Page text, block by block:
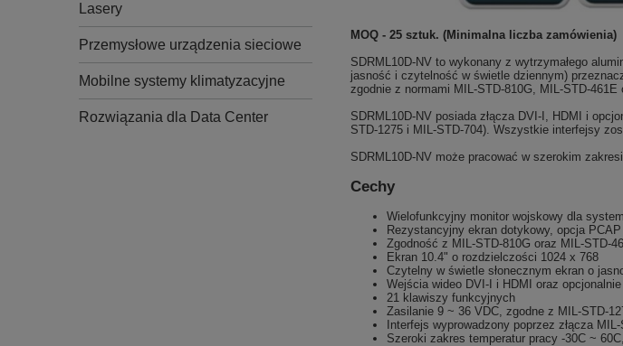
Lasery
Przemysłowe urządzenia sieciowe
Mobilne systemy klimatyzacyjne
Rozwiązania dla Data Center
MOQ - 25 sztuk. (Minimalna liczba zamówienia)
SDRML10D-NV to wykonany z wytrzymałego
jasność i czytelność w świetle dziennym)
zgodnie z normami MIL-STD-810G, MIL-STD-
SDRML10D-NV posiada złącza DVI-I, HDMI i
STD-1275 i MIL-STD-704). Wszystkie interfejsy
SDRML10D-NV może pracować w szerokim
Cechy
Wielofunkcyjny monitor wojskowy dla
Rezystancyjny ekran dotykowy, opcja PCAP
Zgodność z MIL-STD-810G oraz MIL-STD-
Ekran 10.4" o rozdzielczości 1024 x 768
Czytelny w świetle słonecznym ekran o
Wejścia wideo DVI-I i HDMI oraz opcjonalnie
21 klawiszy funkcyjnych
Zasilanie 9 ~ 36 VDC, zgodne z MIL-STD-
Interfejs wyprowadzony poprzez złącza
Szeroki zakres temperatur pracy -30C ~